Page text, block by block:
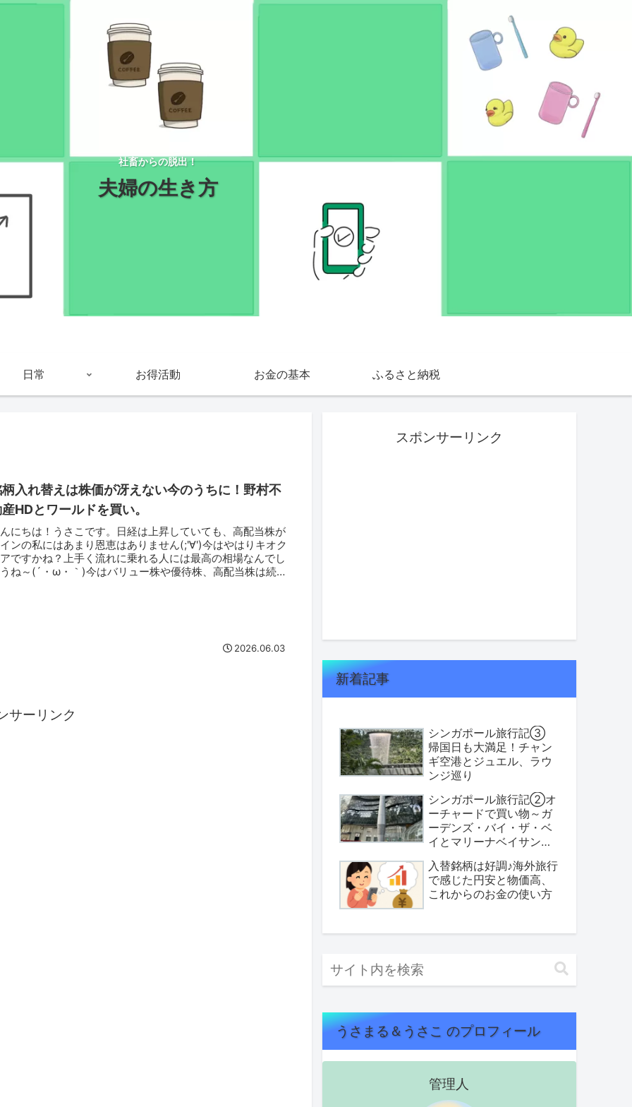
社畜からの脱出！
夫婦の生き方
日常 お得活動 お金の基本 ふるさと納税
入れ替えは株価が冴えない今のうちに！野村不
HDとワールドを買い。
にちは！うさこです。日経は上昇していても、高配当株が
ンの私にはあまり恩恵はありません(;'∀')今はやはりキオク
ですかね？上手く流れに乗れる人には最高の相場なんでし
ね～(´・ω・｀)今はバリュー株や優待株、高配当株は続落
2026.06.03
サーリンク
スポンサーリンク
新着記事
シンガポール旅行記③
帰国日も大満足！チャン
ギ空港とジュエル、ラウ
ンジ巡り
シンガポール旅行記②オ
ーチャードで買い物～ガ
ーデンズ・バイ・ザ・ベ
イとマリーナベイサンズ
入替銘柄は好調♪海外旅行
で感じた円安と物価高、
これからのお金の使い方
うさまる＆うさこ のプロフィール
管理人